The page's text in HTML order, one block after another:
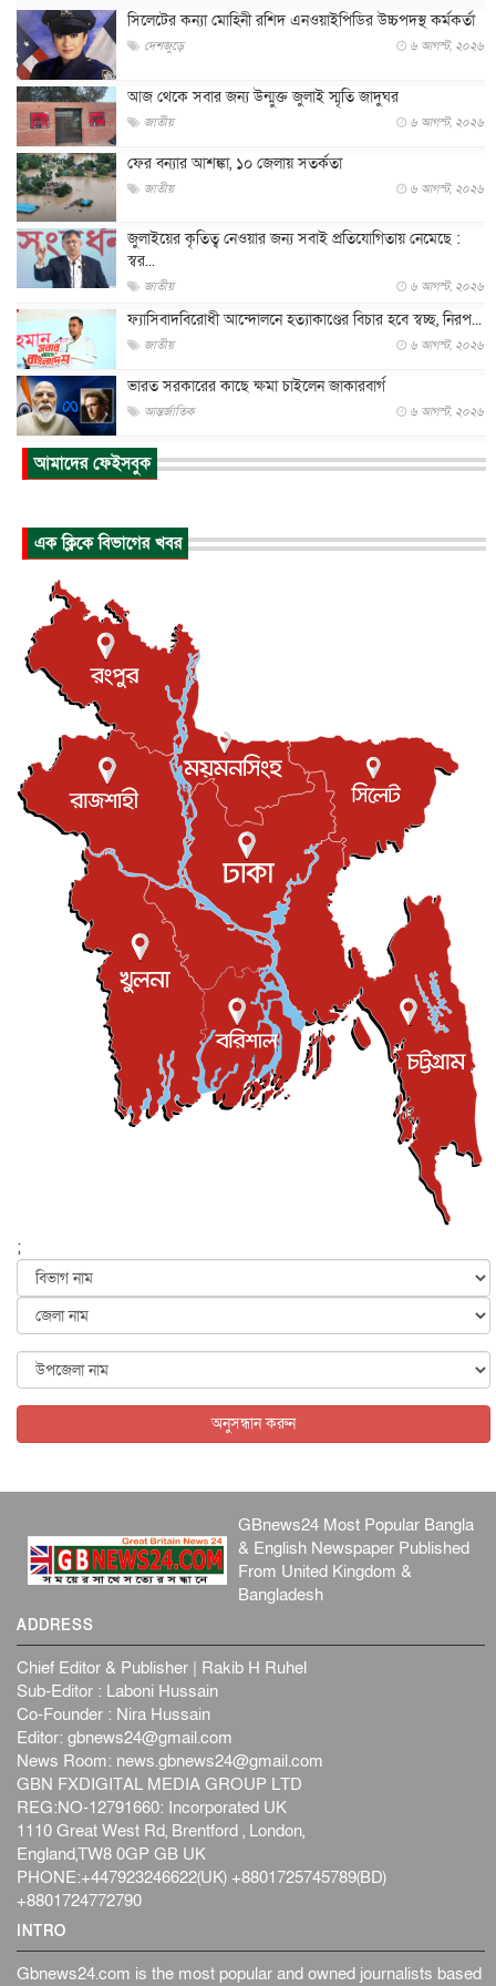
সিলেটের কন্যা মোহিনী রশিদ এনওয়াইপিডির উচ্চপদস্থ কর্মকর্তা
দেশজুড়ে ৬ আগস্ট, ২০২৬
আজ থেকে সবার জন্য উন্মুক্ত জুলাই স্মৃতি জাদুঘর
জাতীয় ৬ আগস্ট, ২০২৬
ফের বন্যার আশঙ্কা, ১০ জেলায় সতর্কতা
জাতীয় ৬ আগস্ট, ২০২৬
জুলাইয়ের কৃতিত্ব নেওয়ার জন্য সবাই প্রতিযোগিতায় নেমেছে :
স্বর...
জাতীয় ৬ আগস্ট, ২০২৬
ফ্যাসিবাদবিরোধী আন্দোলনে হত্যাকাণ্ডের বিচার হবে স্বচ্ছ, নিরপ...
জাতীয় ৬ আগস্ট, ২০২৬
ভারত সরকারের কাছে ক্ষমা চাইলেন জাকারবার্গ
আন্তর্জাতিক ৬ আগস্ট, ২০২৬
আকাশে ট্রাম্পের হেলিকপ্টার ও যাত্রীবাহী বিমান মুখোমুখি, তদন্...
আন্তর্জাতিক
আন্তর্জাতিক ৬ আগস্ট, ২০২৬
টি-টোয়েন্টি ইতিহাসের সর্বোচ্চ রানের মালিক এখন জস বাটলার
বস্তিতে কেটেছে শৈশব, আজ মুম্বাইয়ে দুই বাড়ির মালিক
বিনোদন ৬ আগস্ট, ২০২৬
যুক্তরাজ্যে বসবাসরত জাতীয়তাবাদী কুলাউড়াবাসীর মত বিনিময়
সভা...
ইউকে কমিউনিটি ৫ আগস্ট, ২০২৬
প্রধানমন্ত্রীকে সৌদি আরব সফরের আমন্ত্রণ
জাতীয় ৫ আগস্ট, ২০২৬
জুলাই গণ-অভ্যুত্থান দিবস আজ, স্মরণে দেশজুড়ে কর্মসূচি
জাতীয় ৫ আগস্ট, ২০২৬
জনগণ পরিবর্তন চেয়েছে বলেই জুলাই আন্দোলন সফল :
৫ আগস্ট, ২০২৬
বেনজীর আহমেদের সঙ্গে পরীমনির ঘনিষ্ঠ সম্পর্ক ছিল : নাসির
মাহম...
জাতীয় ৫ আগস্ট, ২০২৬
হরমুজ নিয়ে ইরান-মার্কিন চুক্তি হতে পারে আজ : মার্কিন অর্থমন...
৫ আগস্ট, ২০২৬
পৃথিবীর দিকে আসছে বিধ্বংসী বস্তু, পারমাণবিক বোমা দিয়ে করা
আন্তর্জাতিক ৫ আগস্ট, ২০২৬
কেনিয়ায় ১৫ হাতির রহস্যজনক মৃত্যু, সন্দেহের মুখে কীটনাশকের
আন্তর্জাতিক ৫ আগস্ট, ২০২৬
আমাদের ফেইসবুক
এক ক্লিকে বিভাগের খবর
;
অনুসন্ধান করুন
GBnews24 Most Popular Bangla
& English Newspaper Published
From United Kingdom &
Bangladesh
ADDRESS
Chief Editor & Publisher | Rakib H Ruhel
Sub-Editor : Laboni Hussain
Co-Founder : Nira Hussain
Editor: gbnews24@gmail.com
News Room: news.gbnews24@gmail.com
GBN FXDIGITAL MEDIA GROUP LTD
REG:NO-12791660: Incorporated UK
1110 Great West Rd, Brentford , London,
England,TW8 0GP GB UK
PHONE:+447923246622(UK) +8801725745789(BD)
+8801724772790
INTRO
Gbnews24.com is the most popular and owned journalists based